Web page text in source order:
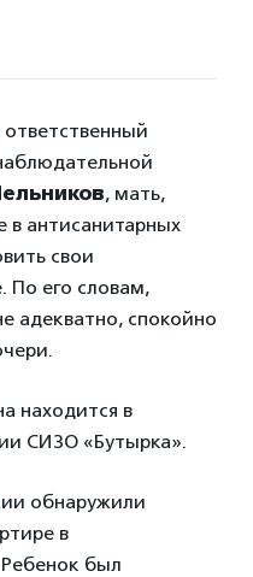
, мать,
в антисанитарных
свои
По его словам,
адекватно, спокойно
находится в
СИЗО «Бутырка».
обнаружили
в
Ребенок был